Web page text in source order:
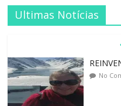
Ultimas Notícias
No